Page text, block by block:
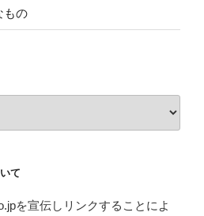
もの
て
を宣伝しリンクすることによ